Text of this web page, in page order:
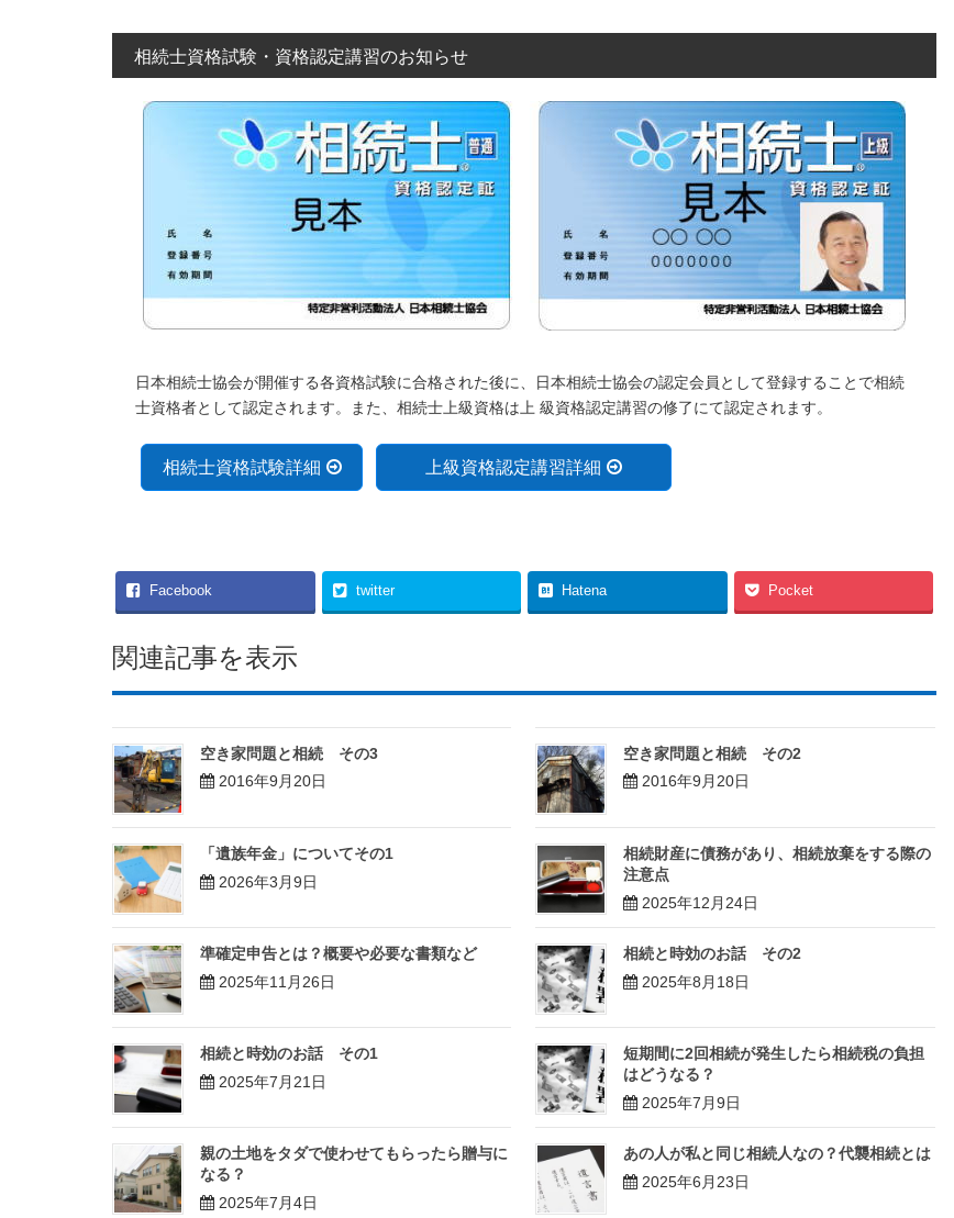
相続士資格試験・資格認定講習のお知らせ
日本相続士協会が開催する各資格試験に合格された後に、日本相続士協会の認定会員として登録することで相続
士資格者として認定されます。また、相続士上級資格は上 級資格認定講習の修了にて認定されます。
相続士資格試験詳細 上級資格認定講習詳細
Facebook twitter Hatena Pocket
関連記事を表示
空き家問題と相続 その3
2016年9月20日
空き家問題と相続 その2
2016年9月20日
「遺族年金」についてその1
2026年3月9日
相続財産に債務があり、相続放棄をする際の
注意点
2025年12月24日
準確定申告とは？概要や必要な書類など
2025年11月26日
相続と時効のお話 その2
2025年8月18日
相続と時効のお話 その1
2025年7月21日
短期間に2回相続が発生したら相続税の負担
はどうなる？
2025年7月9日
親の土地をタダで使わせてもらったら贈与に
なる？
2025年7月4日
あの人が私と同じ相続人なの？代襲相続とは
2025年6月23日